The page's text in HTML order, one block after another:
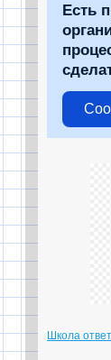
Есть
Школа